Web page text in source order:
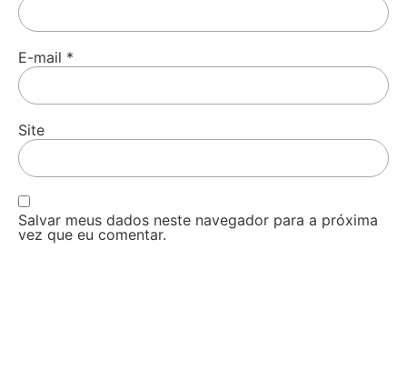
E-mail *
Site
Salvar meus dados neste navegador para a próxima
vez que eu comentar.